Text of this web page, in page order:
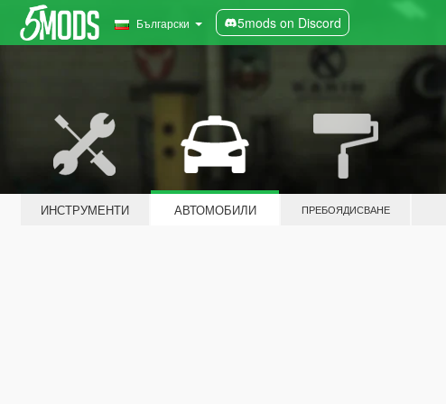
Български 5mods on Discord
ИНСТРУМЕНТИ АВТОМОБИЛИ ПРЕБОЯДИСВАНЕ